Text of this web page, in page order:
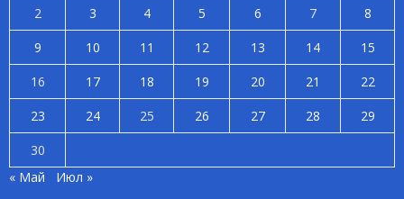
2
3 4 5 6 7
8
9
10 11 12 13 14
15
16
17 18 19 20 21
22
23
24 25 26 27 28
29
30
« Май
Июл »